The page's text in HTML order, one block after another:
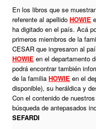
En los libros que se
referente al apellido HOWIE
ha digitado en el país. Acá
primeros miembros de la
CESAR que ingresaron al
HOWIE en el departamento
podrá encontrar también
de la familia HOWIE en el
disponible), su heráldica y
Con el contenido de
búsqueda de antepasados
SEFARDI